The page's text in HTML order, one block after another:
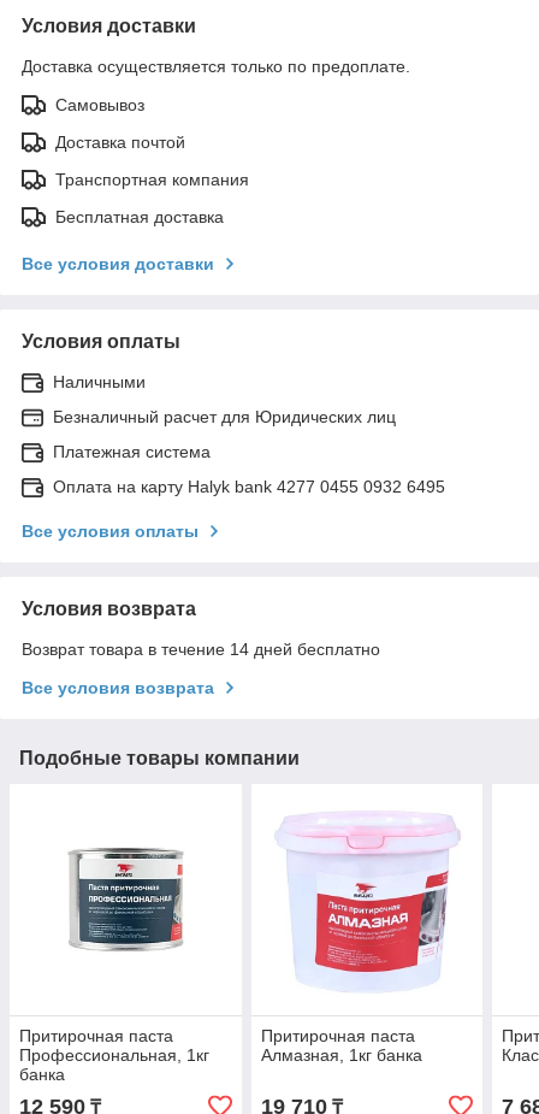
Условия доставки
Доставка осуществляется только по предоплате.
Самовывоз
Доставка почтой
Транспортная компания
Бесплатная доставка
Все условия доставки
Условия оплаты
Наличными
Безналичный расчет для Юридических лиц
Платежная система
Оплата на карту Halyk bank 4277 0455 0932 6495
Все условия оплаты
Условия возврата
Возврат товара в течение 14 дней бесплатно
Все условия возврата
Подобные товары компании
Притирочная паста
Профессиональная, 1кг
банка
12 590 ₸
Притирочная паста
Алмазная, 1кг банка
19 710₸ 7